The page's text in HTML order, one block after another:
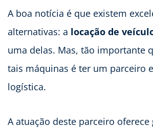
A boa notícia é que existem
alternativas: a locação de
uma delas. Mas, tão importante
tais máquinas é ter um parceiro
logística.
A atuação deste parceiro